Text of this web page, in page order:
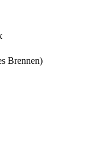
Brennen)